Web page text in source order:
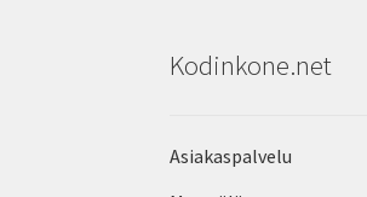
Kodinkone.net
Asiakaspalvelu